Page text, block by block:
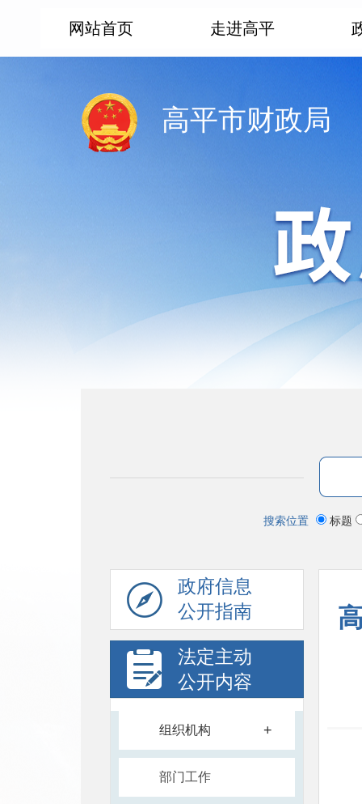
网站首页 走进高平
高平市财政局
搜索位置 标题
政府信息
公开指南
法定主动
公开内容
组织机构 +
部门工作